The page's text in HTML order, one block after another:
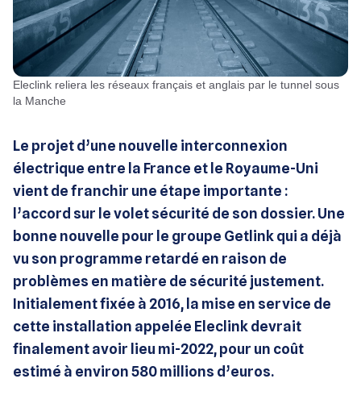
Eleclink reliera les réseaux français et anglais par le tunnel sous
la Manche
Le projet d’une nouvelle interconnexion
électrique entre la France et le Royaume-Uni
vient de franchir une étape importante :
l’accord sur le volet sécurité de son dossier. Une
bonne nouvelle pour le groupe Getlink qui a déjà
vu son programme retardé en raison de
problèmes en matière de sécurité justement.
Initialement fixée à 2016, la mise en service de
cette installation appelée Eleclink devrait
finalement avoir lieu mi-2022, pour un coût
estimé à environ 580 millions d’euros.